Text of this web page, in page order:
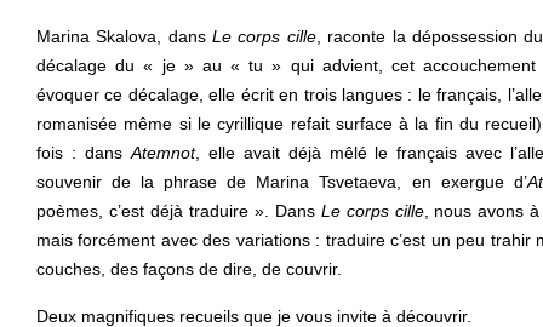
Marina Skalova, dansLe corps cille, raconte la dépossession
décalage du « je » au « tu » qui advient, cet accouchement
évoquer ce décalage, elle écrit en trois langues : le français,
romanisée même si le cyrillique refait surface à la fin du
fois : dans Atemnot, elle avait déjà mêlé le français avec
souvenir de la phrase de Marina Tsvetaeva, en exergue d’
poèmes, c’est déjà traduire ». Dans Le corps cille, nous avons
mais forcément avec des variations : traduire c’est un peu trahir
couches, des façons de dire, de couvrir.
Deux magnifiques recueils que je vous invite à découvrir.